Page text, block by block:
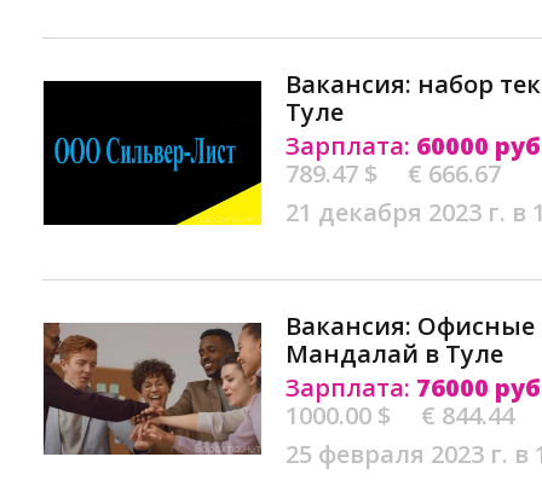
Вакансия: набор
Туле
Зарплата: 60000
789.47 $
€ 666.67
21 декабря 2023 г. в
Вакансия:
Мандалай в Туле
Зарплата: 76000
1000.00 $
€ 844.44
25 февраля 2023 г. в